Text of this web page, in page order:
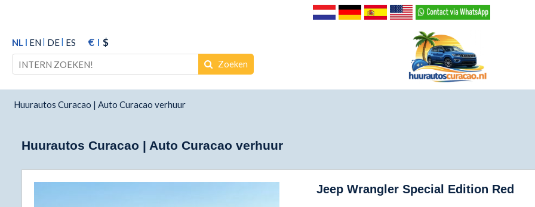
NL EN DE ES € $
Zoeken
Huurautos Curacao | Auto Curacao verhuur
Huurautos Curacao | Auto Curacao verhuur
Jeep Wrangler Special Edition Red